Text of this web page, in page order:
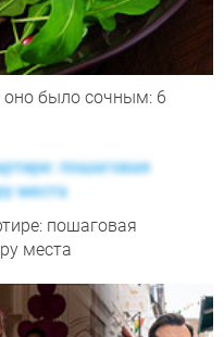
оно было сочным: 6
пошаговая
места